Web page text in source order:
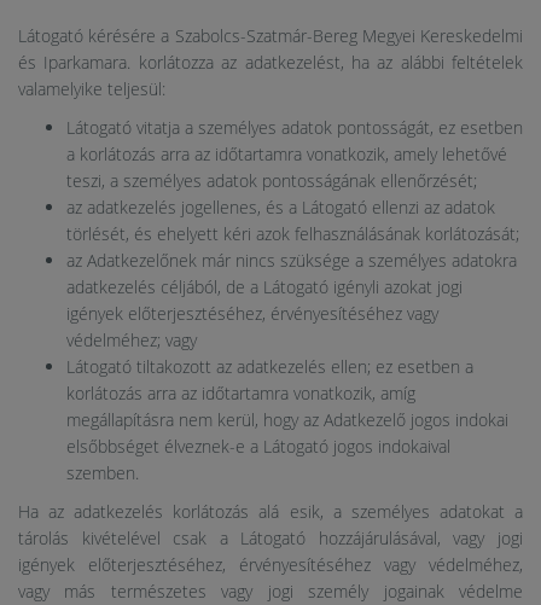
Látogató kérésére a Szabolcs-Szatmár-Bereg Megyei Kereskedelmi
és Iparkamara. korlátozza az adatkezelést, ha az alábbi feltételek
valamelyike teljesül:
Látogató vitatja a személyes adatok pontosságát, ez esetben
a korlátozás arra az időtartamra vonatkozik, amely lehetővé
teszi, a személyes adatok pontosságának ellenőrzését;
az adatkezelés jogellenes, és a Látogató ellenzi az adatok
törlését, és ehelyett kéri azok felhasználásának korlátozását;
az Adatkezelőnek már nincs szüksége a személyes adatokra
adatkezelés céljából, de a Látogató igényli azokat jogi
igények előterjesztéséhez, érvényesítéséhez vagy
védelméhez; vagy
Látogató tiltakozott az adatkezelés ellen; ez esetben a
korlátozás arra az időtartamra vonatkozik, amíg
megállapításra nem kerül, hogy az Adatkezelő jogos indokai
elsőbbséget élveznek-e a Látogató jogos indokaival
szemben.
Ha az adatkezelés korlátozás alá esik, a személyes adatokat a
tárolás kivételével csak a Látogató hozzájárulásával, vagy jogi
igények előterjesztéséhez, érvényesítéséhez vagy védelméhez,
vagy más természetes vagy jogi személy jogainak védelme